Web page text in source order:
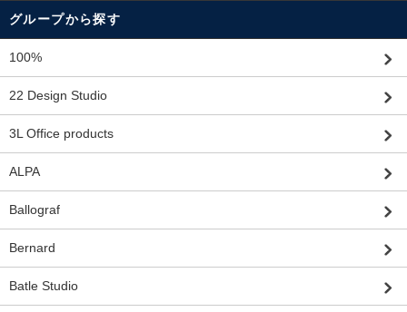
グループから探す
100%
22 Design Studio
3L Office products
ALPA
Ballograf
Bernard
Batle Studio